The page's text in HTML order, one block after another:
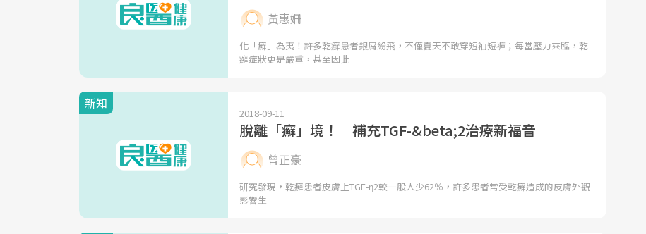
黃惠姍
化「癬」為夷！許多乾癬患者銀屑紛飛，不僅夏天不敢穿短袖短褲；每當壓力來臨，乾
癬症狀更是嚴重，甚至因此
新知
2018-09-11
脫離「癬」境！ 補充TGF-&beta;2治療新福音
曾正豪
研究發現，乾癬患者皮膚上TGF-η2較一般人少62％，許多患者常受乾癬造成的皮膚外觀
影響生